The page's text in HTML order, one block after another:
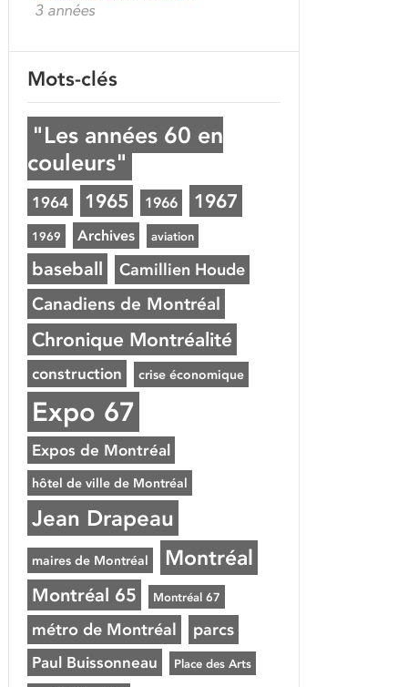
3 années
Mots-clés
"Les années 60 en
couleurs"
1964 1965 1966 1967
1969 Archives aviation
baseball Camillien Houde
Canadiens de Montréal
Chronique Montréalité
construction crise économique
Expo 67
Expos de Montréal
hôtel de ville de Montréal
Jean Drapeau
maires de Montréal Montréal
Montréal 65 Montréal 67
métro de Montréal parcs
Paul Buissonneau Place des Arts